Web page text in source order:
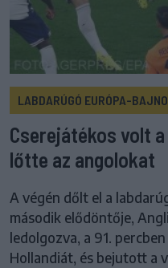
LABDARÚGÓ EURÓPA-
Cserejátékos volt
lőtte az angolokat
A végén dőlt el a
második elődöntője,
ledolgozva, a 91.
Hollandiát, és bejutott a